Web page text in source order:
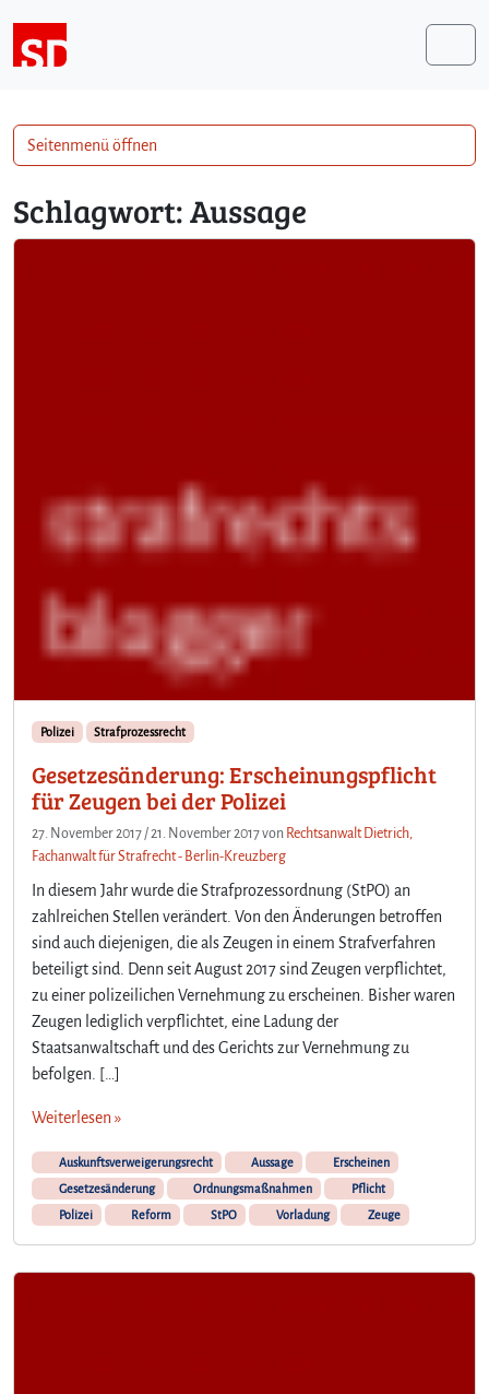
Schlagwort:Aussage
Polizei Strafprozessrecht
Gesetzesänderung: Erscheinungspflicht
für Zeugen bei der Polizei
27. November 2017 /21. November 2017von Rechtsanwalt Dietrich,
Fachanwalt für Strafrecht - Berlin-Kreuzberg
In diesem Jahr wurde die Strafprozessordnung (StPO) an
zahlreichen Stellen verändert. Von den Änderungen betroffen
sind auch diejenigen, die als Zeugen in einem Strafverfahren
beteiligt sind. Denn seit August 2017 sind Zeugen verpflichtet,
zu einer polizeilichen Vernehmung zu erscheinen. Bisher waren
Zeugen lediglich verpflichtet, eine Ladung der
Staatsanwaltschaft und des Gerichts zur Vernehmung zu
befolgen. […]
Weiterlesen »
Auskunftsverweigerungsrecht Aussage
Erscheinen
Gesetzesänderung
Ordnungsmaßnahmen
Pflicht
Polizei
Reform StPO Vorladung Zeuge
Seitenmenü öffnen